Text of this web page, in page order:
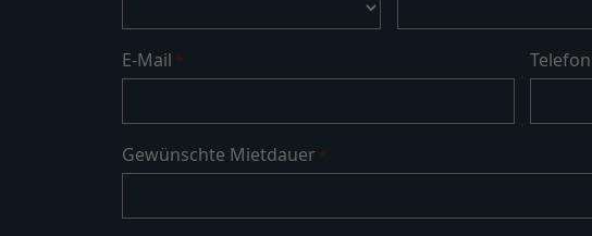
E-Mail * Telefon
Gewünschte Mietdauer *